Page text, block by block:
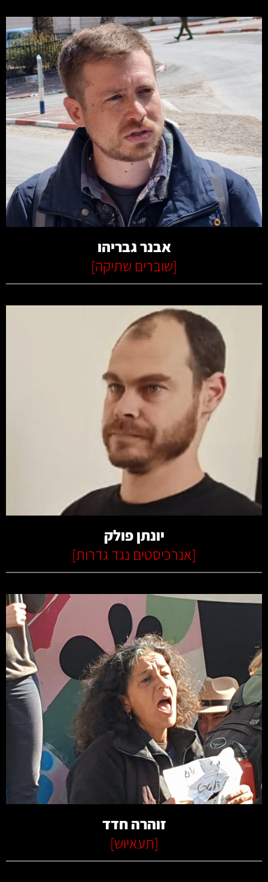
קרא עוד
אבנר גבריהו
[שוברים שתיקה]
קרא עוד
יונתן פולק
[אנרכיסטים נגד גדרות]
קרא עוד
זוהרה חדד
[תעאיוש]